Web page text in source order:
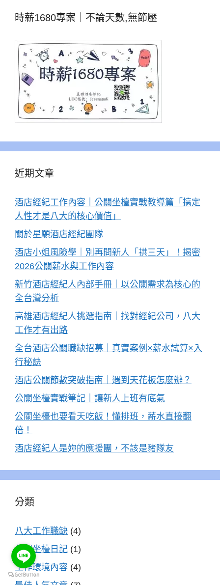
時薪1680專案｜不論天數,無節壓
近期文章
酒店經紀工作內容｜公關坐檯實戰教導篇「搞定
人性才是八大的核心價值」
關於星願酒店經紀團隊
酒店小姐風險學｜別再問新人「拱三天」！揭密
2026公關薪水與工作內容
新竹酒店經紀人內部手冊｜以公關需求為核心的
全台灣分析
高雄酒店經紀人挑選指南｜找對經紀公司，八大
工作才有出路
全台酒店公關職缺招募｜真實案例×薪水試算×入
行秘訣
酒店公關節數突破指南｜遇到天花板怎麼辦？
公關坐檯實戰筆記｜讓新人上班有底氣
公關坐檯也要看天吃飯！懂排班，薪水直接翻
倍！
酒店經紀人是妳的應援團，不該是豬隊友
分類
八大工作職缺 (4)
公關坐檯日記 (1)
工作環境內容 (4)